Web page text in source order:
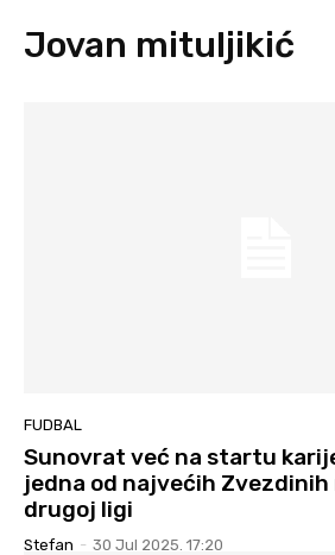
Jovan mituljikić
FUDBAL
Sunovrat već na startu
jedna od najvećih Zvezdinih
drugoj ligi
Stefan - 30 Jul 2025. 17:20